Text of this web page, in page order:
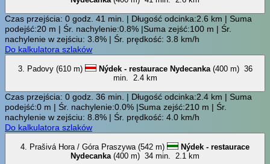
Czas przejścia: 0 godz. 41 min. | Długość odcinka:2.6 km | Suma
podejść:20 m | Śr. nachylenie:0.8% |Suma zejść:100 m | Śr.
nachylenie w zejściu: 3.8% | Śr. prędkość: 3.8 km/h
Do kalkulatora szlaków
3. Padovy (610 m) Nýdek - restaurace Nydecanka(400 m) 36
min.
2.4 km
Czas przejścia: 0 godz. 36 min. | Długość odcinka:2.4 km | Suma
podejść:0 m | Śr. nachylenie:0.0% |Suma zejść:210 m | Śr.
nachylenie w zejściu: 8.8% | Śr. prędkość: 4.0 km/h
Do kalkulatora szlaków
4. Prašivá Hora / Góra Praszywa (542 m)
Nýdek - restaurace
Nydecanka (400 m) 34 min. 2.1 km